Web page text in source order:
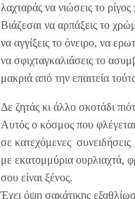
λαχταράς να νιώσεις το
Βιάζεσαι να αρπάξεις το
να αγγίξεις το όνειρο, να
να σφιχταγκαλιάσεις το
μακριά από την επαιτεία
Δε ζητάς κι άλλο σκοτάδι
Αυτός ο κόσμος που
σε κατεχόμενες συνειδήσεις
με εκατομμύρια ουρλιαχτά,
σου είναι ξένος.
Έχει όψη σακάτικης